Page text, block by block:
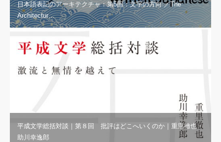
日本語表記のアーキテクチャ：第5回：文字の方向 ／The
Architectur…
平成文学総括対談｜第８回 批評はどこへいくのか｜重里徹也・
助川幸逸郎